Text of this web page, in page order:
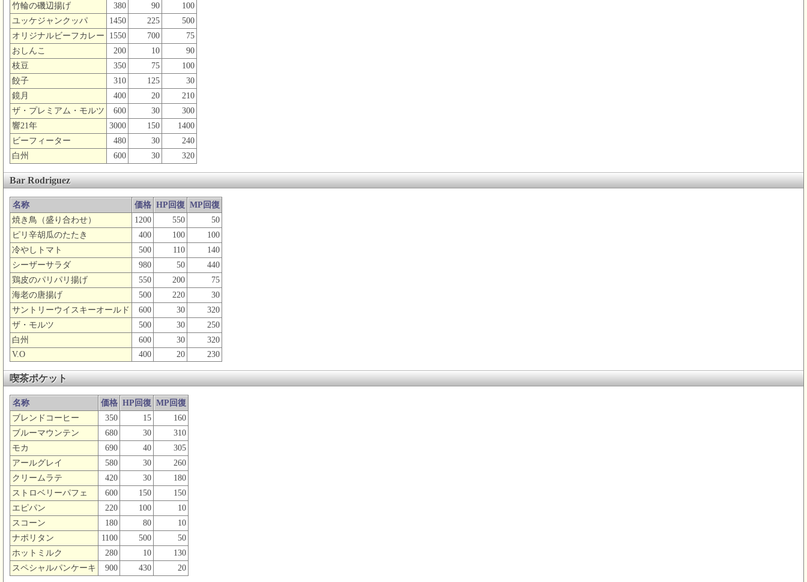
竹輪の磯辺揚げ
380 90
100
ユッケジャンクッパ
1450 225
500
オリジナルビーフカレー
1550 700
75
おしんこ
200 10
90
枝豆
350 75
100
餃子
310 125
30
鏡月
400 20
210
ザ・プレミアム・モルツ
600 30
300
響21年
3000 150
1400
ビーフィーター
480 30
240
白州
600 30 320
Bar Rodriguez
名称 価格 HP回復 MP回復
焼き鳥（盛り合わせ）
1200 550
50
ピリ辛胡瓜のたたき
400 100
100
冷やしトマト
500 110
140
シーザーサラダ
980 50
440
鶏皮のパリパリ揚げ
550 200
75
海老の唐揚げ
500 220
30
サントリーウイスキーオールド
600 30
320
ザ・モルツ
500 30
250
白州
600 30
320
V.O
400 20 230
喫茶ポケット
名称 価格 HP回復 MP回復
ブレンドコーヒー
350 15
160
ブルーマウンテン
680 30
310
モカ
690 40
305
アールグレイ
580 30
260
クリームラテ
420 30
180
ストロベリーパフェ
600 150
150
エピパン
220 100
10
スコーン
180 80
10
ナポリタン
1100 500
50
ホットミルク
280 10
130
スペシャルパンケーキ
900 430 20